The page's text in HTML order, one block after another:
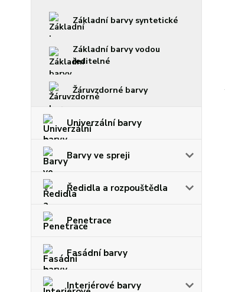
Základní barvy syntetické
Základní barvy vodou
ředitelné
Žáruvzdorné barvy
Univerzální barvy
Barvy ve spreji
Ředidla a rozpouštědla
Penetrace
Fasádní barvy
Interiérové barvy